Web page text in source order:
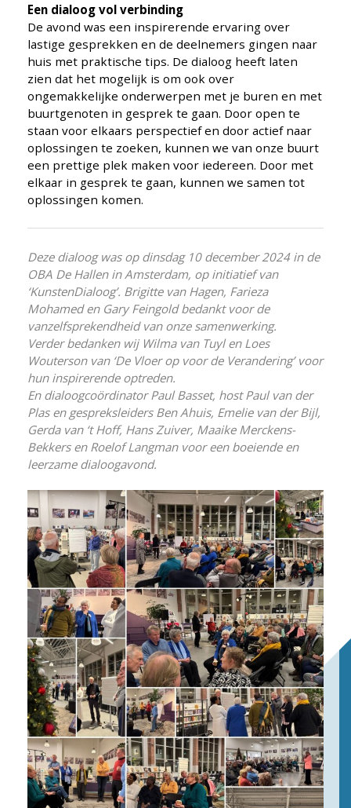
Een dialoog vol verbinding
De avond was een inspirerende ervaring over
lastige gesprekken en de deelnemers gingen naar
huis met praktische tips. De dialoog heeft laten
zien dat het mogelijk is om ook over
ongemakkelijke onderwerpen met je buren en met
buurtgenoten in gesprek te gaan. Door open te
staan voor elkaars perspectief en door actief naar
oplossingen te zoeken, kunnen we van onze buurt
een prettige plek maken voor iedereen. Door met
elkaar in gesprek te gaan, kunnen we samen tot
oplossingen komen.
Deze dialoog was op dinsdag 10 december 2024 in de
OBA De Hallen in Amsterdam, op initiatief van
‘KunstenDialoog’. Brigitte van Hagen, Farieza
Mohamed en Gary Feingold bedankt voor de
vanzelfsprekendheid van onze samenwerking.
Verder bedanken wij Wilma van Tuyl en Loes
Wouterson van ‘De Vloer op voor de Verandering’ voor
hun inspirerende optreden.
En dialoogcoördinator Paul Basset, host Paul van der
Plas en gespreksleiders Ben Ahuis, Emelie van der Bijl,
Gerda van ‘t Hoff, Hans Zuiver, Maaike Merckens-
Bekkers en Roelof Langman voor een boeiende en
leerzame dialoogavond.